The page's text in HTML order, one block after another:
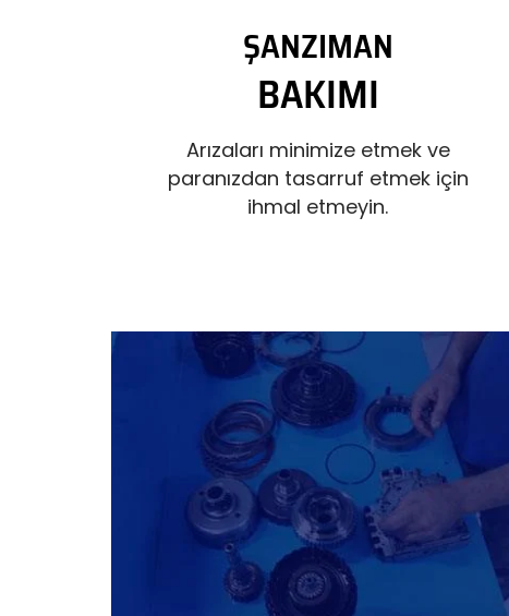
ŞANZIMAN
BAKIMI
Arızaları minimize etmek ve
paranızdan tasarruf etmek için
ihmal etmeyin.